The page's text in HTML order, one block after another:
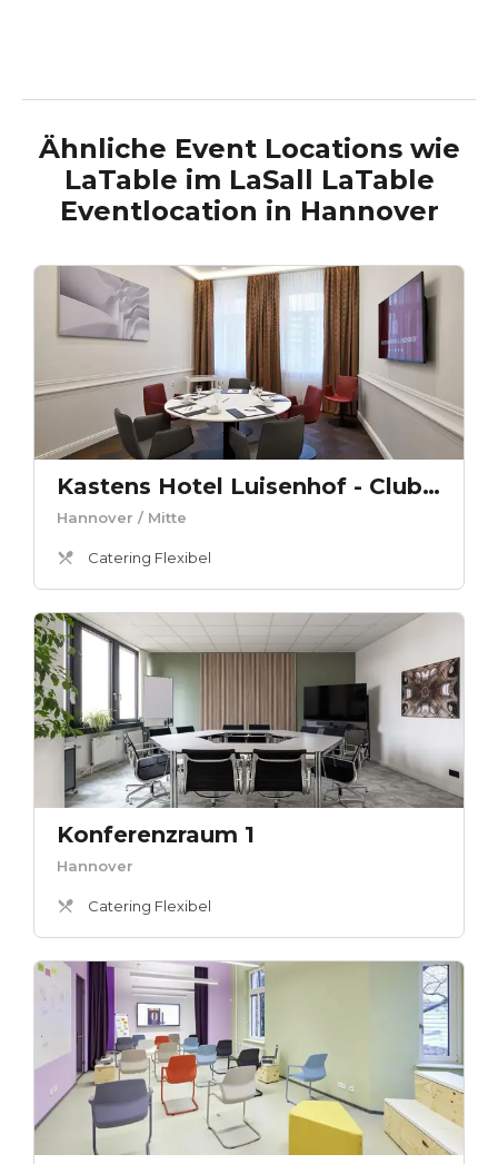
Ähnliche Event Locations wie
LaTable im LaSall LaTable
Eventlocation in Hannover
Kastens Hotel Luisenhof - Clubraum 4
Hannover / Mitte
Catering Flexibel
Konferenzraum 1
Hannover
Catering Flexibel